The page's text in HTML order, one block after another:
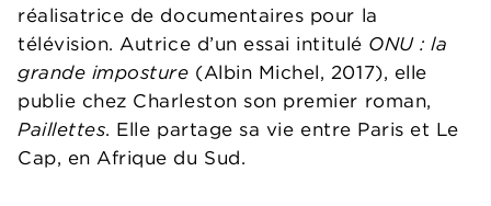
réalisatrice de documentaires pour la
télévision. Autrice d’un essai intitulé ONU : la
grande imposture (Albin Michel, 2017), elle
publie chez Charleston son premier roman,
Paillettes. Elle partage sa vie entre Paris et Le
Cap, en Afrique du Sud.